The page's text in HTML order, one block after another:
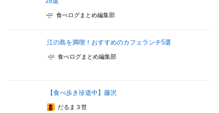
食べログまとめ編集部
江の島を満喫！おすすめのカフェランチ5選
食べログまとめ編集部
【食べ歩き珍道中】藤沢
だるま３世